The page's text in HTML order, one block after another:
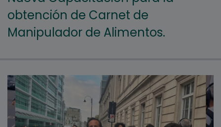
obtención de Carnet de
Manipulador de Alimentos.